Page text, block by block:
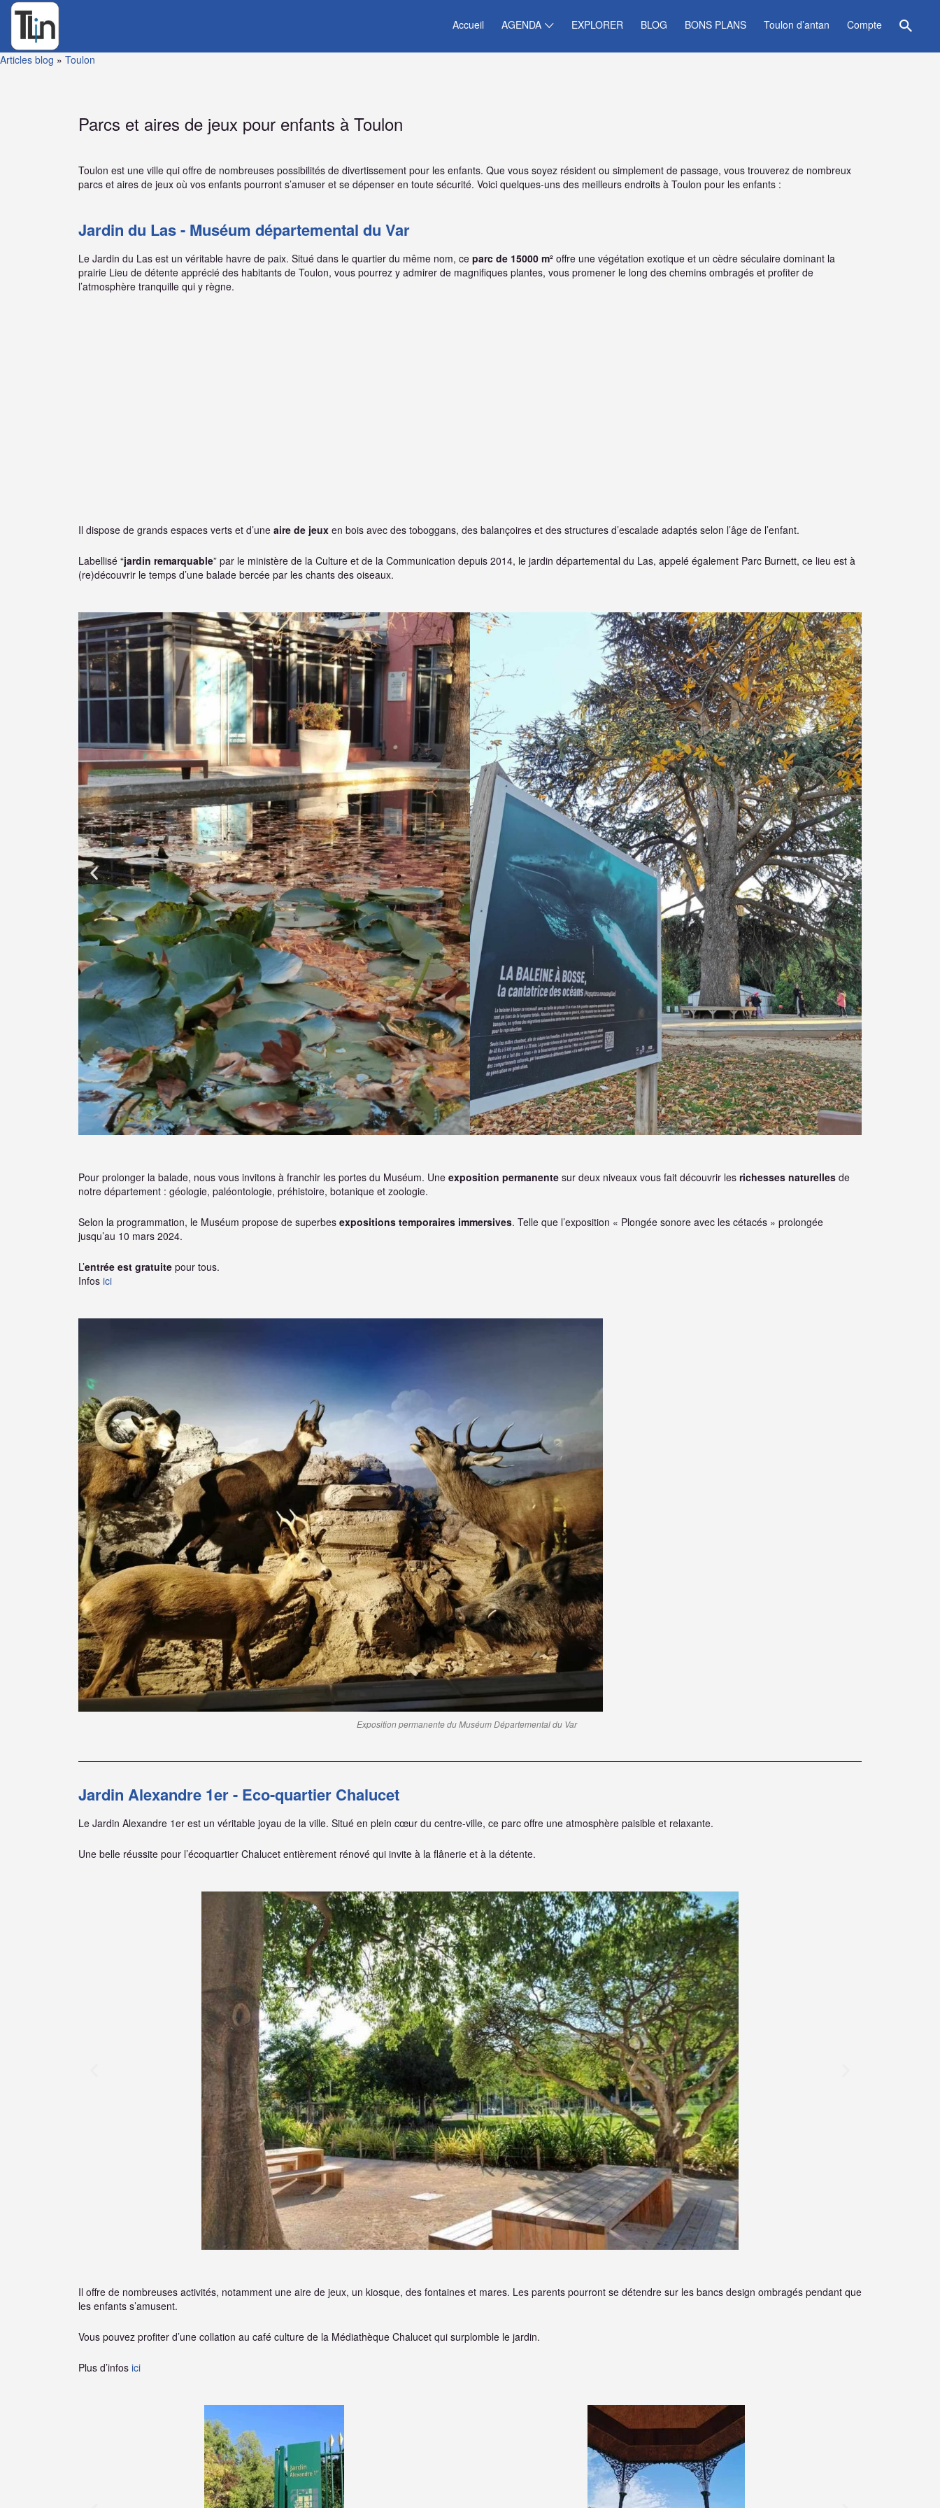
Accueil AGENDA EXPLORER BLOG BONS PLANS Toulon d’antan Compte
Articles blog » Toulon
Parcs et aires de jeux pour enfants à Toulon
Toulon est une ville qui offre de nombreuses possibilités de divertissement pour les enfants. Que vous soyez résident ou simplement de passage, vous trouverez de nombreux
parcs et aires de jeux où vos enfants pourront s’amuser et se dépenser en toute sécurité. Voici quelques-uns des meilleurs endroits à Toulon pour les enfants :
Jardin du Las - Muséum départemental du Var
Le Jardin du Las est un véritable havre de paix. Situé dans le quartier du même nom, ce parc de 15000 m² offre une végétation exotique et un cèdre séculaire dominant la
prairie Lieu de détente apprécié des habitants de Toulon, vous pourrez y admirer de magnifiques plantes, vous promener le long des chemins ombragés et profiter de
l’atmosphère tranquille qui y règne.
Il dispose de grands espaces verts et d’une aire de jeux en bois avec des toboggans, des balançoires et des structures d’escalade adaptés selon l’âge de l’enfant.
Labellisé “jardin remarquable” par le ministère de la Culture et de la Communication depuis 2014, le jardin départemental du Las, appelé également Parc Burnett, ce lieu est à
(re)découvrir le temps d’une balade bercée par les chants des oiseaux.
Pour prolonger la balade, nous vous invitons à franchir les portes du Muséum. Une exposition permanente sur deux niveaux vous fait découvrir les richesses naturelles de
notre département : géologie, paléontologie, préhistoire, botanique et zoologie.
Selon la programmation, le Muséum propose de superbes expositions temporaires immersives. Telle que l’exposition « Plongée sonore avec les cétacés » prolongée
jusqu’au 10 mars 2024.
L’entrée est gratuite pour tous.
Infos ici
Exposition permanente du Muséum Départemental du Var
Jardin Alexandre 1er - Eco-quartier Chalucet
Le Jardin Alexandre 1er est un véritable joyau de la ville. Situé en plein cœur du centre-ville, ce parc offre une atmosphère paisible et relaxante.
Une belle réussite pour l’écoquartier Chalucet entièrement rénové qui invite à la flânerie et à la détente.
Il offre de nombreuses activités, notamment une aire de jeux, un kiosque, des fontaines et mares. Les parents pourront se détendre sur les bancs design ombragés pendant que
les enfants s’amusent.
Vous pouvez profiter d’une collation au café culture de la Médiathèque Chalucet qui surplomble le jardin.
Plus d’infos ici